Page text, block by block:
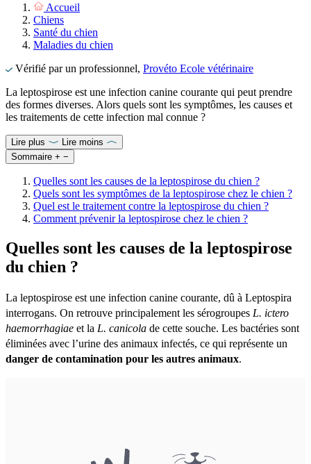
Accueil
Chiens
Santé du chien
Maladies du chien
Vérifié par un professionnel, Provéto Ecole vétérinaire
La leptospirose est une infection canine courante qui peut prendre
des formes diverses. Alors quels sont les symptômes, les causes et
les traitements de cette infection mal connue ?
Lire plus
Lire moins
Sommaire + −
Quelles sont les causes de la leptospirose du chien ?
Quels sont les symptômes de la leptospirose chez le chien ?
Quel est le traitement contre la leptospirose du chien ?
Comment prévenir la leptospirose chez le chien ?
Quelles sont les causes de la leptospirose
du chien ?
La leptospirose est une infection canine courante, dû à Leptospira
interrogans. On retrouve principalement les sérogroupes L. ictero
haemorrhagiae et la L. canicola de cette souche. Les bactéries sont
éliminées avec l’urine des animaux infectés, ce qui représente un
danger de contamination pour les autres animaux.